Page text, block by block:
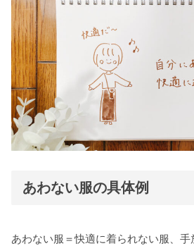
あわない服の具体例
あわない服＝快適に着られない服、